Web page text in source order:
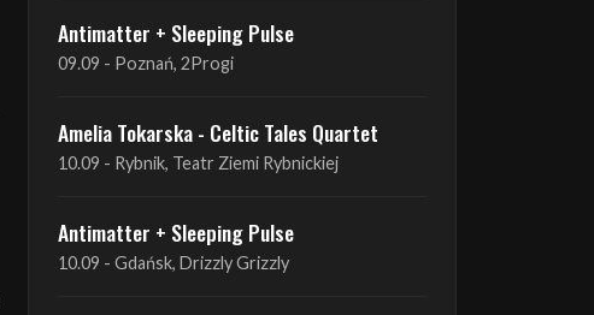
Amelia Tokarska - Celtic Tales Quartet
10.09 - Rybnik, Teatr Ziemi Rybnickiej
Antimatter + Sleeping Pulse
10.09 - Gdańsk, Drizzly Grizzly
Antimatter + Sleeping Pulse
11.09 - Warszawa, VooDoo Club